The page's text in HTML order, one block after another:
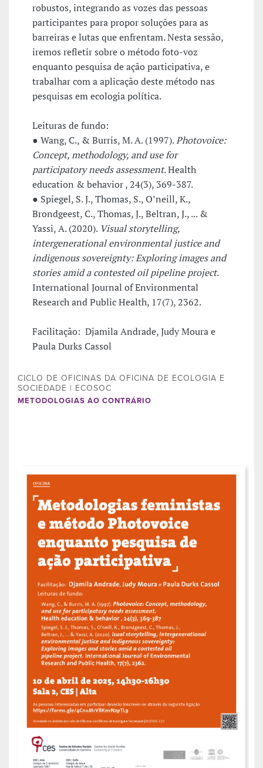
robustos, integrando as vozes das pessoas
participantes para propor soluções para as
barreiras e lutas que enfrentam. Nesta sessão,
iremos refletir sobre o método foto-voz
enquanto pesquisa de ação participativa, e
trabalhar com a aplicação deste método nas
pesquisas em ecologia política.
Leituras de fundo:
● Wang, C., & Burris, M. A. (1997).Photovoice:
Concept, methodology, and use for
participatory needs assessment. Health
education & behavior , 24(3), 369-387.
● Spiegel, S. J., Thomas, S., O’neill, K.,
Brondgeest, C., Thomas, J., Beltran, J., ... &
Yassi, A. (2020). Visual storytelling,
intergenerational environmental justice and
indigenous sovereignty: Exploring images and
stories amid a contested oil pipeline project.
International Journal of Environmental
Research and Public Health, 17(7), 2362.
Facilitação: Djamila Andrade, Judy Moura e
Paula Durks Cassol
CICLO DE OFICINAS DA OFICINA DE ECOLOGIA E
SOCIEDADE | ECOSOC
METODOLOGIAS AO CONTRÁRIO